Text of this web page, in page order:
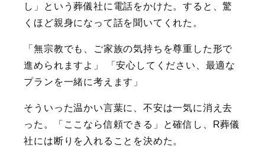
し」という葬儀社に電話をかけた。すると、驚
くほど親身になって話を聞いてくれた。
「無宗教でも、ご家族の気持ちを尊重した形で
進められますよ」 「安心してください、最適な
プランを一緒に考えます」
そういった温かい言葉に、不安は一気に消え去
った。「ここなら信頼できる」と確信し、R葬儀
社には断りを入れることを決めた。